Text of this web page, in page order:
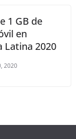
1 GB de
en
Latina 2020
2020